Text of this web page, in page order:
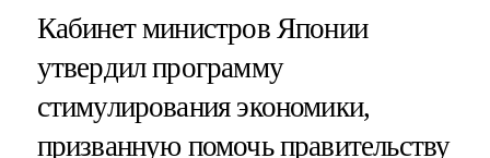
Кабинет министров Японии
утвердил программу
стимулирования экономики,
призванную помочь правительству